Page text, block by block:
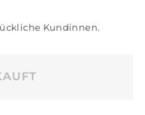
Kundinnen.